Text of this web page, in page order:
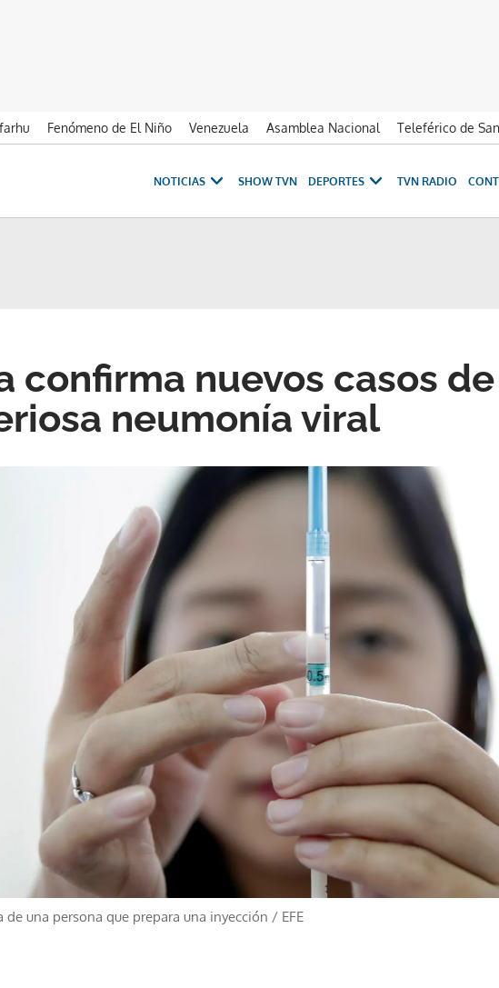
Fenómeno de El Niño Venezuela Asamblea Nacional
Teleférico de
NOTICIAS SHOW TVN DEPORTES TVN RADIO
confirma nuevos casos
neumonía viral
de una persona que prepara una inyección / EFE